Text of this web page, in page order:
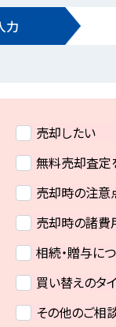
力
売却したい
無料売却査定
売却時の注意
売却時の諸費
相続・贈与に
買い替えのタ
その他のご相